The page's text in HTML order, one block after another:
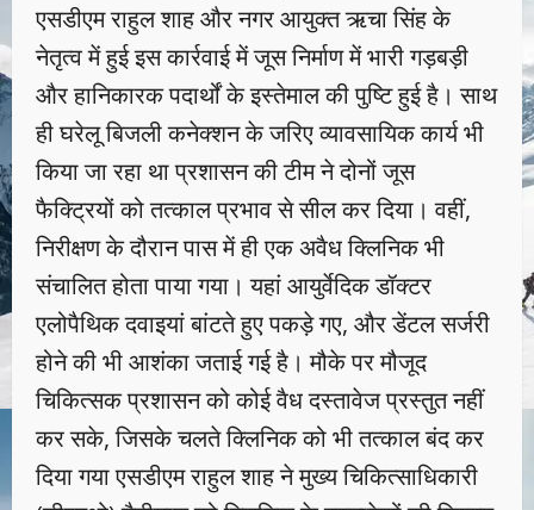
एसडीएम राहुल शाह और नगर आयुक्त ऋचा सिंह के
नेतृत्व में हुई इस कार्रवाई में जूस निर्माण में भारी गड़बड़ी
और हानिकारक पदार्थों के इस्तेमाल की पुष्टि हुई है। साथ
ही घरेलू बिजली कनेक्शन के जरिए व्यावसायिक कार्य भी
किया जा रहा था प्रशासन की टीम ने दोनों जूस
फैक्ट्रियों को तत्काल प्रभाव से सील कर दिया। वहीं,
निरीक्षण के दौरान पास में ही एक अवैध क्लिनिक भी
संचालित होता पाया गया। यहां आयुर्वेदिक डॉक्टर
एलोपैथिक दवाइयां बांटते हुए पकड़े गए, और डेंटल सर्जरी
होने की भी आशंका जताई गई है। मौके पर मौजूद
चिकित्सक प्रशासन को कोई वैध दस्तावेज प्रस्तुत नहीं
कर सके, जिसके चलते क्लिनिक को भी तत्काल बंद कर
दिया गया एसडीएम राहुल शाह ने मुख्य चिकित्साधिकारी